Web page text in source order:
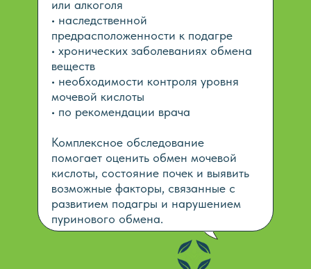
или алкоголя
• наследственной
предрасположенности к подагре
• хронических заболеваниях обмена
веществ
• необходимости контроля уровня
мочевой кислоты
• по рекомендации врача
Комплексное обследование
помогает оценить обмен мочевой
кислоты, состояние почек и выявить
возможные факторы, связанные с
развитием подагры и нарушением
пуринового обмена.